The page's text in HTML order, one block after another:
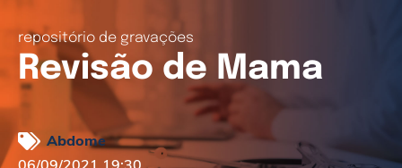
repositório de gravações
Revisão de Mama
Abdome
06/09/2021 19:30